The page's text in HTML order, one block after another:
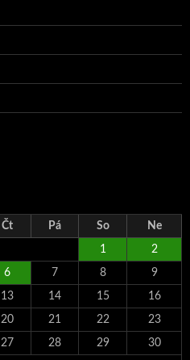
Čt Pá So Ne
1 2
6 7 8 9
13 14 15 16
20 21 22 23
27 28 29 30